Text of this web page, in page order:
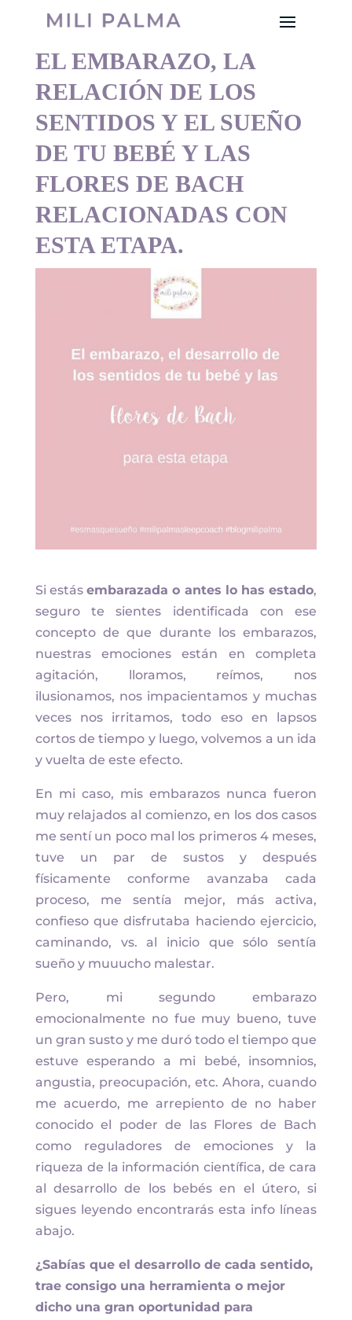
EL EMBARAZO, LA
RELACIÓN DE LOS
SENTIDOS Y EL SUEÑO
DE TU BEBÉ Y LAS
FLORES DE BACH
RELACIONADAS CON
ESTA ETAPA.
Si estásembarazada o antes lo has estado,
seguro te sientes identificada con ese
concepto de que durante los embarazos,
nuestras emociones están en completa
agitación, lloramos, reímos, nos
ilusionamos, nos impacientamos y muchas
veces nos irritamos, todo eso en lapsos
cortos de tiempo y luego, volvemos a un ida
y vuelta de este efecto.
En mi caso, mis embarazos nunca fueron
muy relajados al comienzo, en los dos casos
me sentí un poco mal los primeros 4 meses,
tuve un par de sustos y después
físicamente conforme avanzaba cada
proceso, me sentía mejor, más activa,
confieso que disfrutaba haciendo ejercicio,
caminando, vs. al inicio que sólo sentía
sueño y muuucho malestar.
Pero, mi segundo embarazo
emocionalmente no fue muy bueno, tuve
un gran susto y me duró todo el tiempo que
estuve esperando a mi bebé, insomnios,
angustia, preocupación, etc. Ahora, cuando
me acuerdo, me arrepiento de no haber
conocido el poder de las Flores de Bach
como reguladores de emociones y la
riqueza de la información científica, de cara
al desarrollo de los bebés en el útero, si
sigues leyendo encontrarás esta info líneas
abajo.
¿Sabías que el desarrollo de cada sentido,
trae consigo una herramienta o mejor
dicho una gran oportunidad para